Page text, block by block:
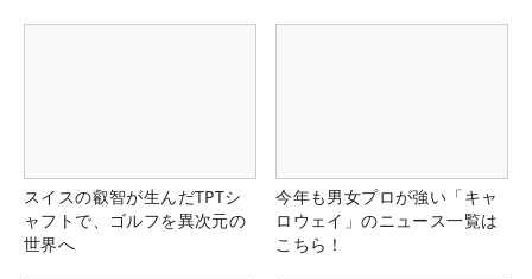
スイスの叡智が生んだTPTシ
ャフトで、ゴルフを異次元の
世界へ
今年も男女プロが強い「キャ
ロウェイ」のニュース一覧は
こちら！